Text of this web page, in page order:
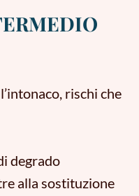
rischi che
degrado
alla sostituzione